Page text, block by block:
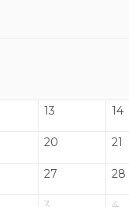
13 14
20 21
27 28